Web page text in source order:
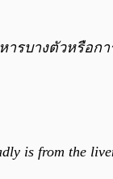
รบางตัวหรือกา
is from the